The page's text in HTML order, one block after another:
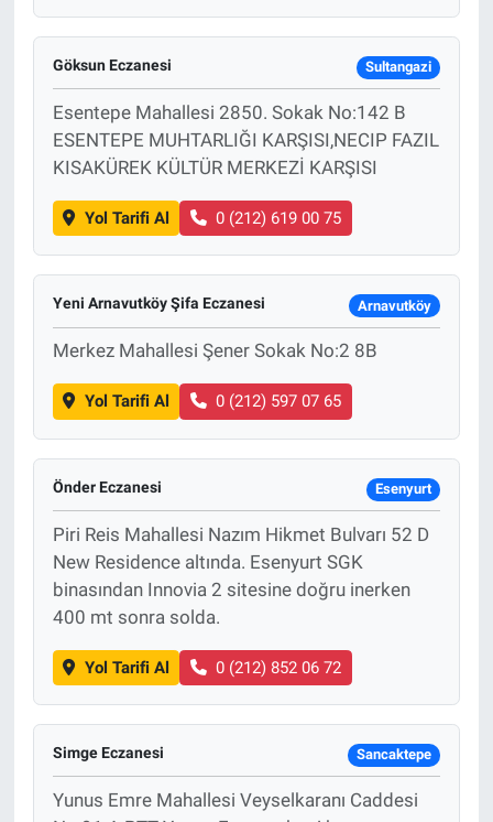
Göksun Eczanesi Sultangazi
Esentepe Mahallesi 2850. Sokak No:142 B
ESENTEPE MUHTARLIĞI KARŞISI,NECIP FAZIL
KISAKÜREK KÜLTÜR MERKEZİ KARŞISI
Yol Tarifi Al 0 (212) 619 00 75
Yeni Arnavutköy Şifa Eczanesi Arnavutköy
Merkez Mahallesi Şener Sokak No:2 8B
Yol Tarifi Al 0 (212) 597 07 65
Önder Eczanesi Esenyurt
Piri Reis Mahallesi Nazım Hikmet Bulvarı 52 D
New Residence altında. Esenyurt SGK
binasından Innovia 2 sitesine doğru inerken
400 mt sonra solda.
Yol Tarifi Al 0 (212) 852 06 72
Simge Eczanesi Sancaktepe
Yunus Emre Mahallesi Veyselkaranı Caddesi